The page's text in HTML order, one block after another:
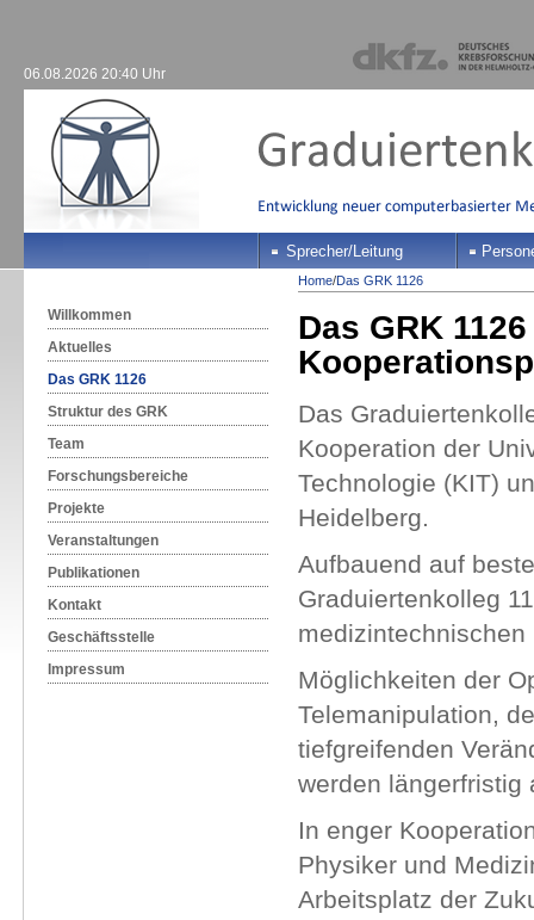
06.08.2026 20:40 Uhr
Sprecher/Leitung
Willkommen
Aktuelles
Das GRK 1126
Struktur des GRK
Team
Forschungsbereiche
Projekte
Veranstaltungen
Publikationen
Kontakt
Geschäftsstelle
Impressum
Home/Das GRK 1126
Das GRK
Das
Kooperation der
Technologie (KIT)
Heidelberg.
Aufbauend auf
Graduiertenkolleg
Möglichkeiten der
Telemanipulation,
tiefgreifenden
werden längerfristig
In enger
Physiker und
Arbeitsplatz der